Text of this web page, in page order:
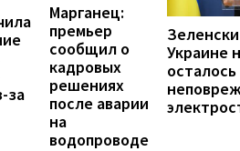
за
Марганец:
премьер
сообщил о
кадровых
решениях
после аварии
на
водопроводе
Украине
осталось